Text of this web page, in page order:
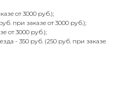
от 3000 руб.);
при заказе от 3000 руб.);
от 3000 руб.);
- 350 руб. (250 руб. при заказе